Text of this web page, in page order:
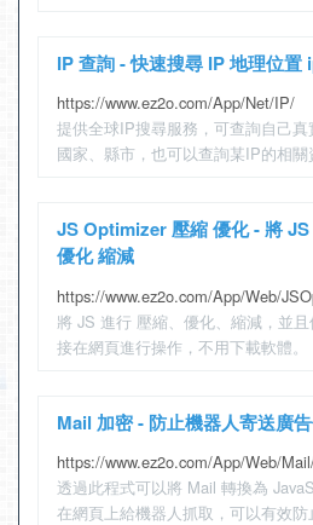
IP 查詢 - 快速搜尋 IP 地理位置
https://www.ez2o.com/App/Net/IP/
提供全球IP搜尋服務，可查詢自己真
國家、縣市，也可以查詢某IP的相關
JS Optimizer 壓縮 優化 - 將
優化 縮減
https://www.ez2o.com/App/Web/
將 JS 進行 壓縮、優化、縮減，並
接在網頁進行操作，不用下載軟體。
Mail 加密 - 防止機器人寄送廣
https://www.ez2o.com/App/Web/
透過此程式可以將 Mail 轉換為
在網頁上給機器人抓取，可以有效